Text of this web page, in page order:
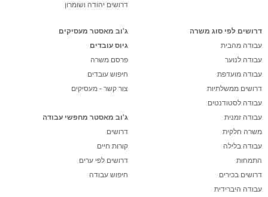
דרושים יהודה ושומרון
דרושים לפי סוג משרה
עבודה מהבית
עבודה לנוער
עבודה מועדפת
דרושים ממשלתיות
עבודה לסטודנטים
עבודה זמנית
משרה חלקית
עבודה בלילה
התמחות
דרושים בכירים
עבודה היברידית
ג'וב מאסטר מעסיקים
גיוס עובדים
פרסם משרה
חיפוש עובדים
צור קשר - מעסיקים
ג'וב מאסטר מחפשי עבודה
דרושים
קורות חיים
דרושים לפי ערים
חיפוש עבודה